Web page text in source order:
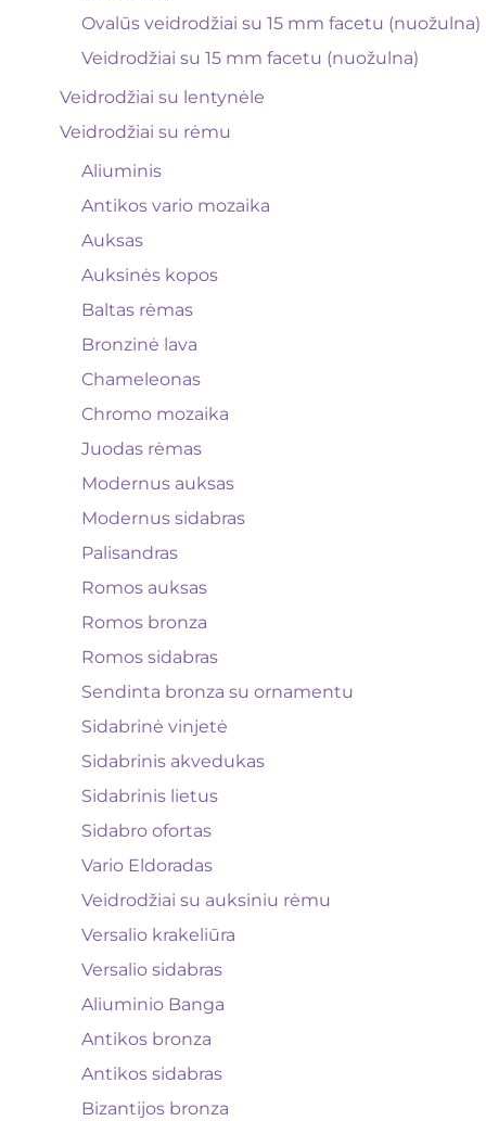
Ovalūs veidrodžiai su 15 mm facetu (nuožulna)
Veidrodžiai su 15 mm facetu (nuožulna)
Veidrodžiai su lentynėle
Veidrodžiai su rėmu
Aliuminis
Antikos vario mozaika
Auksas
Auksinės kopos
Baltas rėmas
Bronzinė lava
Chameleonas
Chromo mozaika
Juodas rėmas
Modernus auksas
Modernus sidabras
Palisandras
Romos auksas
Romos bronza
Romos sidabras
Sendinta bronza su ornamentu
Sidabrinė vinjetė
Sidabrinis akvedukas
Sidabrinis lietus
Sidabro ofortas
Vario Eldoradas
Veidrodžiai su auksiniu rėmu
Versalio krakeliūra
Versalio sidabras
Aliuminio Banga
Antikos bronza
Antikos sidabras
Bizantijos bronza